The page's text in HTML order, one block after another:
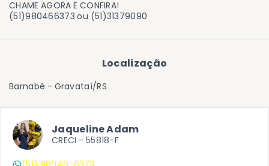
CHAME AGORA E CONFIRA!
(51)980466373 ou (51)31379090
Localização
Barnabé - Gravataí/RS
Jaqueline Adam
CRECI - 55818-F